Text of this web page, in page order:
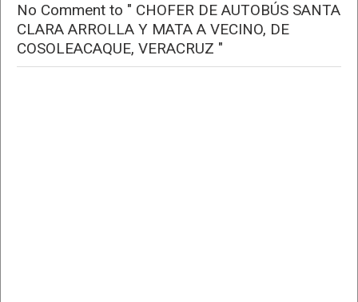
No Comment to " CHOFER DE AUTOBÚS SANTA
CLARA ARROLLA Y MATA A VECINO, DE
COSOLEACAQUE, VERACRUZ "